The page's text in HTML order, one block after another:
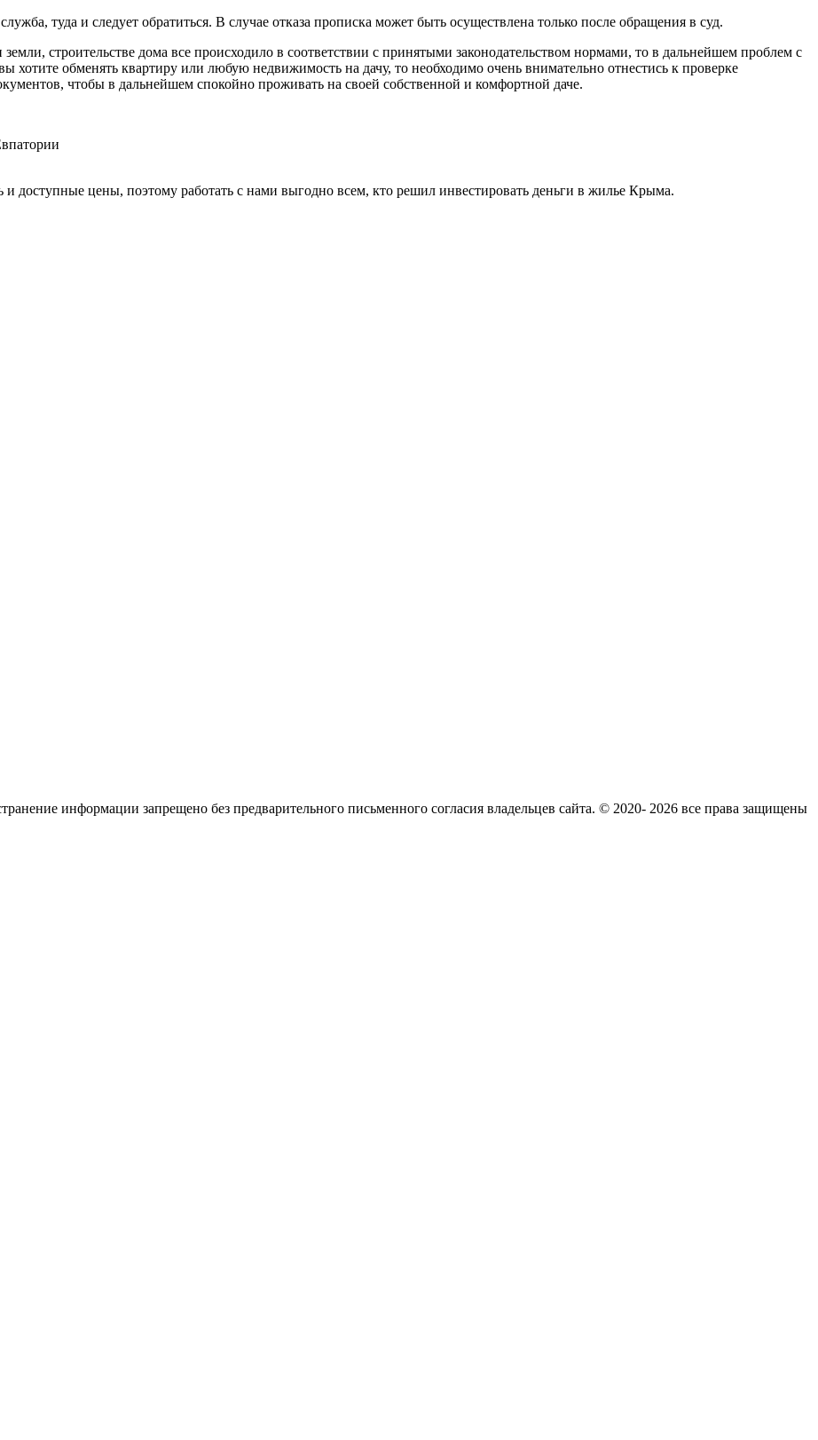
туда и следует обратиться. В случае отказа прописка может быть осуществлена только после обращения в суд.
строительстве дома все происходило в соответствии с принятыми законодательством нормами, то в дальнейшем проблем с
хотите обменять квартиру или любую недвижимость на дачу, то необходимо очень внимательно отнестись к проверке
чтобы в дальнейшем спокойно проживать на своей собственной и комфортной даче.
и доступные цены, поэтому работать с нами выгодно всем, кто решил инвестировать деньги в жилье Крыма.
информации запрещено без предварительного письменного согласия владельцев сайта. © 2020- 2026 все права защищены